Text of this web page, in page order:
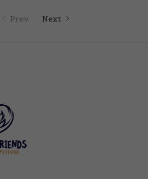
Prev Next